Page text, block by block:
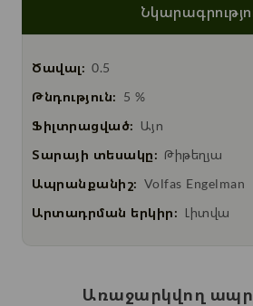
Ծավալ: 0.5
Թնդություն: 5 %
Ֆիլտրացված: Այո
Տարայի տեսակը: Թիթեղյա
Ապրանքանիշ: Volfas Engelman
Արտադրման երկիր: Լիտվա
Առաջարկվող